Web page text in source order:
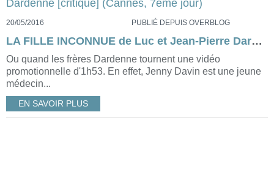
20/05/2016 PUBLIÉ DEPUIS OVERBLOG
LA FILLE INCONNUE de Luc et Jean-Pierre Dardenne [critique] (Cannes, 7ème jour)
Ou quand les frères Dardenne tournent une vidéo
promotionnelle d'1h53. En effet, Jenny Davin est une jeune
médecin...
EN SAVOIR PLUS